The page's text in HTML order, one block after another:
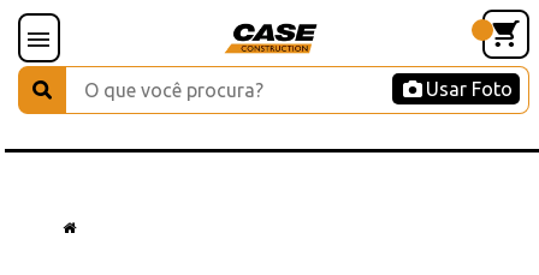
Usar Foto